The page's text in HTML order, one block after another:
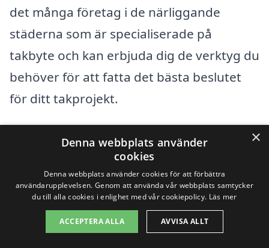
det många företag i de närliggande
städerna som är specialiserade på
takbyte och kan erbjuda dig de verktyg du
behöver för att fatta det bästa beslutet
för ditt takprojekt.
När du letar efter ett företag för takbyte
kan det vara bra att överväga alternativ i
städer som ligger nära Sjuntorp. Här är
några exempel på städer där du kan hitta
kompetenta aktörer:
×
Denna webbplats använder
cookies
Denna webbplats använder cookies för att förbättra
användarupplevelsen. Genom att använda vår webbplats samtycker
du till alla cookies i enlighet med vår cookiepolicy. Läs mer
ACCEPTERA ALLA AVVISA ALLT